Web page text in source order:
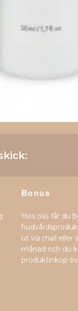
Bonus
Hos oss får du
ut via mail eller
månad och du
produktinköp